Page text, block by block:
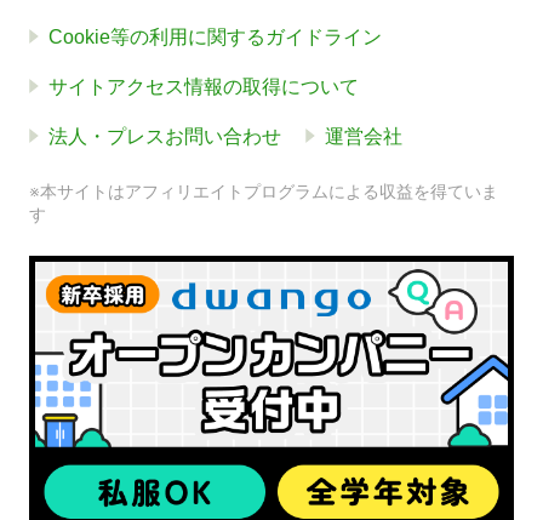
Cookie等の利用に関するガイドライン
サイトアクセス情報の取得について
法人・プレスお問い合わせ 運営会社
※本サイトはアフィリエイトプログラムによる収益を得ていま
す